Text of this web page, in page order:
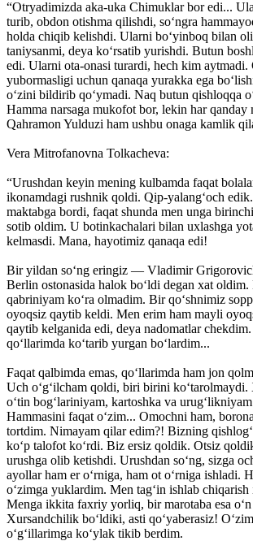
“Otryadimizda aka-uka Chimuklar bor edi...
turib, obdon otishma qilishdi, so‘ngra
holda chiqib kelishdi. Ularni bo‘yinboq bilan
taniysanmi, deya ko‘rsatib yurishdi. Butun
edi. Ularni ota-onasi turardi, hech kim
yubormasligi uchun qanaqa yurakka ega
o‘zini bildirib qo‘ymadi. Naq butun qishloqqa
Hamma narsaga mukofot bor, lekin har
Qahramon Yulduzi ham ushbu onaga kamlik
Vera Mitrofanovna Tolkacheva:
“Urushdan keyin mening kulbamda faqat
ikonamdagi rushnik qoldi. Qip-yalang‘och
maktabga bordi, faqat shunda men unga
sotib oldim. U botinkachalari bilan uxlashga
kelmasdi. Mana, hayotimiz qanaqa edi!
Bir yildan so‘ng eringiz — Vladimir
Berlin ostonasida halok bo‘ldi degan xat
qabriniyam ko‘ra olmadim. Bir qo‘shnimiz
oyoqsiz qaytib keldi. Men erim ham mayli
qaytib kelganida edi, deya nadomatlar
qo‘llarimda ko‘tarib yurgan bo‘lardim...
Faqat qalbimda emas, qo‘llarimda ham jon
Uch o‘g‘ilcham qoldi, biri birini ko‘tarolmaydi.
o‘tin bog‘lariniyam, kartoshka va
Hammasini faqat o‘zim... Omochni ham,
tortdim. Nimayam qilar edim?! Bizning
ko‘p talofot ko‘rdi. Biz ersiz qoldik. Otsiz
urushga olib ketishdi. Urushdan so‘ng, sizga
ayollar ham er o‘rniga, ham ot o‘rniga ishladi.
o‘zimga yuklardim. Men tag‘in ishlab chiqarish
Menga ikkita faxriy yorliq, bir marotaba esa
Xursandchilik bo‘ldiki, asti qo‘yaberasiz!
o‘g‘illarimga ko‘ylak tikib berdim.